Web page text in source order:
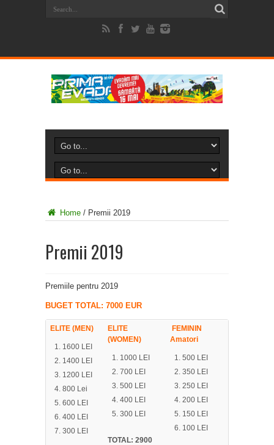
Home / Premii 2019
Premii 2019
Premiile pentru 2019
BUGET TOTAL: 7000 EUR
ELITE (MEN)
1600 LEI
1400 LEI
1200 LEI
800 Lei
600 LEI
400 LEI
300 LEI
ELITE
(WOMEN)
1000 LEI
700 LEI
500 LEI
400 LEI
300 LEI
TOTAL: 2900
FEMININ
Amatori
500 LEI
350 LEI
250 LEI
200 LEI
150 LEI
100 LEI